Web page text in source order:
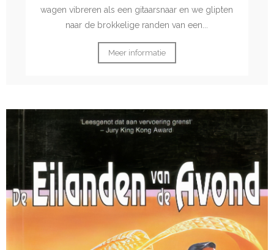
wagen vibreren als een gitaarsnaar en we glipten
naar de brokkelige randen van een...
Meer informatie